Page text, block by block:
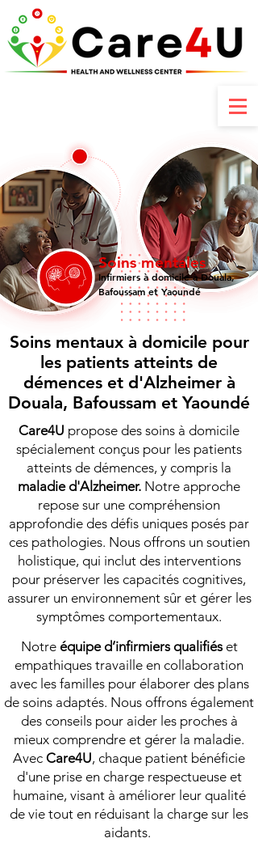
Soins mentales
Infirmiers à domicile à Douala,
Bafoussam et Yaoundé
Soins mentaux à domicile pour
les patients atteints de
démences et d'Alzheimer à
Douala, Bafoussam et Yaoundé
Care4U propose des soins à domicile
spécialement conçus pour les patients
atteints de démences, y compris la
maladie d'Alzheimer. Notre approche
repose sur une compréhension
approfondie des défis uniques posés par
ces pathologies. Nous offrons un soutien
holistique, qui inclut des interventions
pour préserver les capacités cognitives,
assurer un environnement sûr et gérer les
symptômes comportementaux.​
Notre équipe d’infirmiers qualifiéset
empathiques travaille en collaboration
avec les familles pour élaborer des plans
de soins adaptés. Nous offrons également
des conseils pour aider les proches à
mieux comprendre et gérer la maladie.
Avec Care4U, chaque patient bénéficie
d'une prise en charge respectueuse et
humaine, visant à améliorer leur qualité
de vie tout en réduisant la charge sur les
aidants.